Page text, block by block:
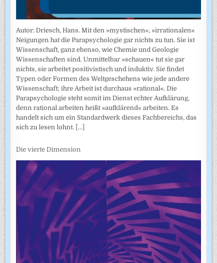
Autor: Driesch, Hans. Mit den »mystischen«, »irrationalen«
Neigungen hat die Parapsychologie gar nichts zu tun. Sie ist
Wissenschaft, ganz ebenso, wie Chemie und Geologie
Wissenschaften sind. Unmittelbar »schauen« tut sie gar
nichts, sie arbeitet positivistisch und induktiv. Sie findet
Typen oder Formen des Weltgeschehens wie jede andere
Wissenschaft; ihre Arbeit ist durchaus »rational«. Die
Parapsychologie steht somit im Dienst echter Aufklärung,
denn rational arbeiten heißt »aufklärend« arbeiten. Es
handelt sich um ein Standardwerk dieses Fachbereichs, das
sich zu lesen lohnt. [...]
Die vierte Dimension